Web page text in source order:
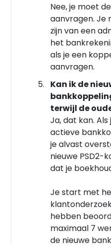
Nee, je moet
aanvragen. Je
zijn van een
het
als je een
aanvragen.
Kan ik de
terwijl de
Ja, dat kan.
actieve
je alvast
nieuwe PSD2-
dat je
Je start met
hebben
maximaal 7
de nieuwe